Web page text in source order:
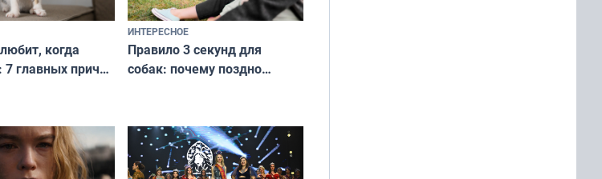
когда
7 главных причин
питомцу
ИНТЕРЕСНОЕ
Правило 3 секунд для
собак: почему поздно
питомцу всё сразу и без
криков